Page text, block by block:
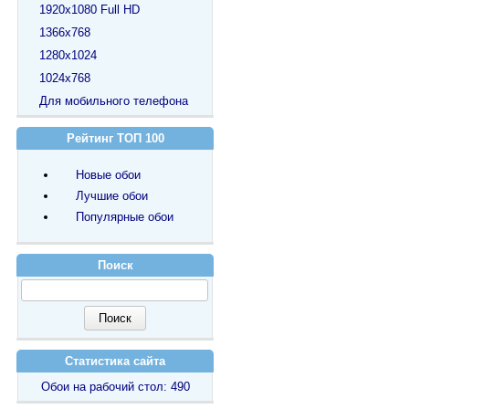
1920х1080 Full HD
1366х768
1280х1024
1024х768
Для мобильного телефона
Рейтинг ТОП 100
Новые обои
Лучшие обои
Популярные обои
Поиск
Статистика сайта
Обои на рабочий стол: 490